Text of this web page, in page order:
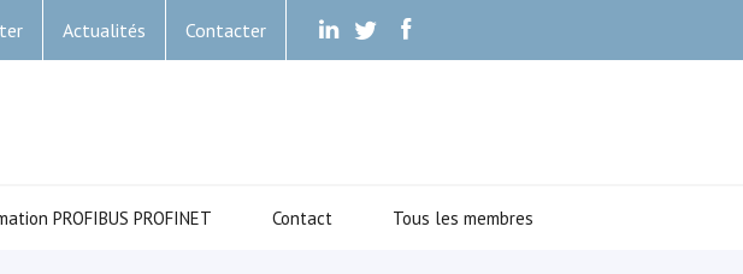
Actualités Contacter . . .
PROFIBUS PROFINET Contact Tous les membres